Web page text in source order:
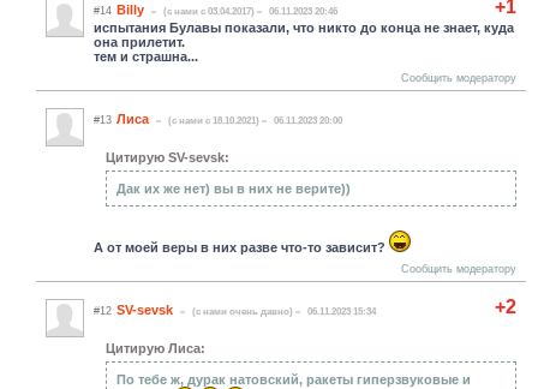
+1
#14 Billy (c нами с 03.04.2017) 06.11.2023 20:46
испытания Булавы показали, что никто до конца не знает, куда
она прилетит.
тем и страшна...
Сообщить модератору
#13 Лиса (c нами с 18.10.2021) 06.11.2023 20:00
Цитирую SV-sevsk:
Дак их же нет) вы в них не верите))
А от моей веры в них разве что-то зависит?
Сообщить модератору
+2
#12 SV-sevsk (c нами очень давно) 06.11.2023 15:34
Цитирую Лиса:
По тебе ж, дурак натовский, ракеты гиперзвуковые и